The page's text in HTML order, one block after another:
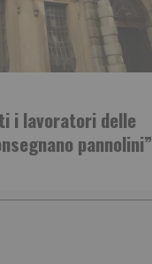
i lavoratori delle
pannolini”